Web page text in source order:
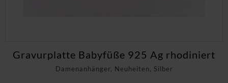
Damenanhänger, Neuheiten, Silber
Gravurplatte Babyfüße 925 Ag rhodiniert